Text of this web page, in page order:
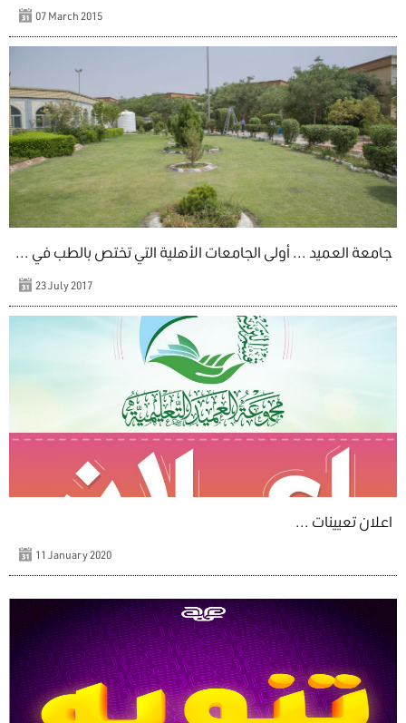
07 March 2015
جامعة العميد ... أولى الجامعات الأهلية التي تختص بالطب في ...
23 July 2017
اعلان تعيينات ...
11 January 2020